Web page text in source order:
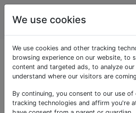
Ingénierie
électrique
Questions
Le plus généralement une classe
We use cookies
We use cookies and other tracking
browsing experience on our website, to
content and targeted ads, to analyze
understand where our visitors are
By continuing, you consent to our use
tracking technologies and affirm you're